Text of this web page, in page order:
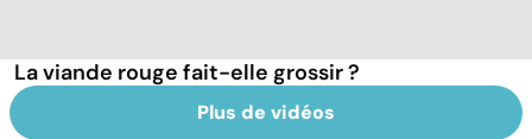
La viande rouge fait-elle grossir ?
Plus de vidéos